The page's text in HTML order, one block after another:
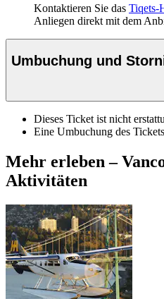
Kontaktieren Sie das Tiqets-
Anliegen direkt mit dem
Umbuchung und
Dieses Ticket ist nicht
Eine Umbuchung des
Mehr erleben –
Aktivitäten